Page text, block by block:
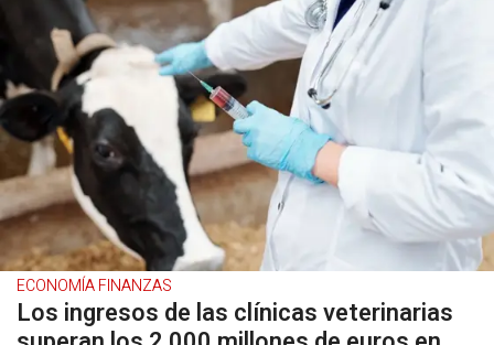
ECONOMÍA FINANZAS
Los ingresos de las clínicas veterinarias